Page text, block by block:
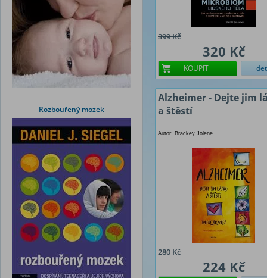
Rozbouřený mozek
399 Kč
320 Kč
KOUPIT
Alzheimer - Dejte jim
a štěstí
Autor: Brackey Jolene
280 Kč
224 Kč